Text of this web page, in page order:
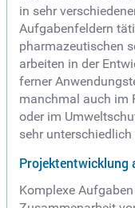
in sehr
Aufgabenfeldern
pharmazeutischen
arbeiten in der
ferner
manchmal auch im
oder im
sehr unterschiedlich
Projektentwicklung
Komplexe